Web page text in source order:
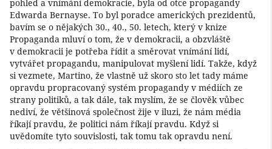
pohled a vnímání demokracie, byla od otce propagandy
Edwarda Bernayse. To byl poradce amerických prezidentů,
bavím se o nějakých 30., 40., 50. letech, který v knize
Propaganda mluví o tom, že v demokracii, a obzvláště
v demokracii je potřeba řídit a směrovat vnímání lidí,
vytvářet propagandu, manipulovat myšlení lidí. Takže, když
si vezmete, Martino, že vlastně už skoro sto let tady máme
opravdu propracovaný systém propagandy v médiích ze
strany politiků, a tak dále, tak myslím, že se člověk vůbec
nediví, že většinová společnost žije v iluzi, že nám média
říkají pravdu, že politici nám říkají pravdu. Když si
uvědomíte tyto souvislosti, tak tomu tak opravdu není.